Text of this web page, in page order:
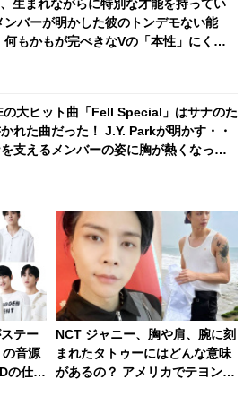
生まれながらに特別な才能を持ってい
ンバーが明かした彼のトンデモない能
何もかもが完ぺきなVの「本性」にくぎ
の大ヒット曲「Fell Special」はサナのた
れた曲だった！ J.Y. Parkが明かす・・
を支えるメンバーの姿に胸が熱くなっ
テー
音源
の仕
NCT ジャニー、胸や肩、腕に刻
まれたタトゥーにはどんな意味
があるの？ アメリカでテヨン、